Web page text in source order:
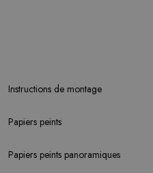
Instructions de montage
Papiers peints
Papiers peints panoramiques